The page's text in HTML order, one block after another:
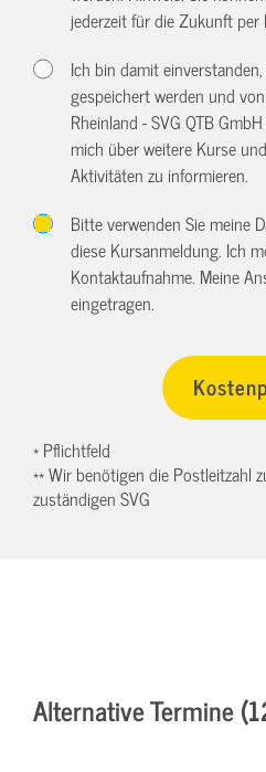
jederzeit für die Zukunft per
Ich bin damit
gespeichert werden und
Rheinland - SVG QTB
mich über weitere Kurse
Aktivitäten zu informieren.
Bitte verwenden Sie meine
diese Kursanmeldung. Ich
Kontaktaufnahme. Meine
eingetragen.
* Pflichtfeld
** Wir benötigen die Postleitzahl
zuständigen SVG
Alternative Termine